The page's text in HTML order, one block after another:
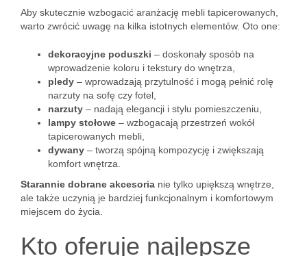
Aby skutecznie wzbogacić aranżację mebli tapicerowanych,
warto zwrócić uwagę na kilka istotnych elementów. Oto one:
dekoracyjne poduszki – doskonały sposób na
wprowadzenie koloru i tekstury do wnętrza,
pledy – wprowadzają przytulność i mogą pełnić rolę
narzuty na sofę czy fotel,
narzuty – nadają elegancji i stylu pomieszczeniu,
lampy stołowe – wzbogacają przestrzeń wokół
tapicerowanych mebli,
dywany – tworzą spójną kompozycję i zwiększają
komfort wnętrza.
Starannie dobrane akcesoria nie tylko upiększą wnętrze,
ale także uczynią je bardziej funkcjonalnym i komfortowym
miejscem do życia.
Kto oferuje najlepsze